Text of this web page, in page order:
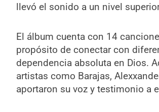
llevó el sonido a un nivel
El álbum cuenta con 14
propósito de conectar con
dependencia absoluta en Dios.
artistas como Barajas,
aportaron su voz y testimonio a